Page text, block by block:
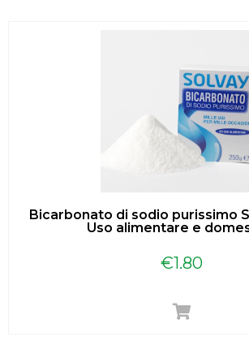
Bicarbonato di sodio purissimo
Uso alimentare e
€1.80